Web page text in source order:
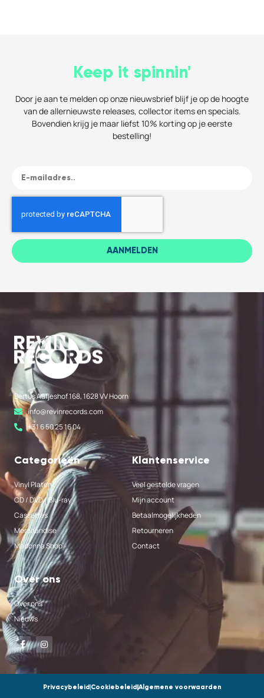
Keep it spinnin'
Door je aan te melden op onze nieuwsbrief blijf je op de hoogte
van de allernieuwste releases, collector items en specials.
Bovendien krijg je maar liefst 10% korting op je eerste
bestelling!
AANMELDEN
Bertus Aafjeshof 168, 1628 VV Hoorn
info@revinrecords.com
+31 6 50 25 16 04
Categorieën
Vinyl Platen
CD / DVD / Blu-ray
Cassettes
Merchandise
Madonna Shop
Klantenservice
Veel gestelde vragen
Mijn account
Betaalmogelijkheden
Retourneren
Contact
Over ons
Over ons
Nieuws
Privacybeleid CookiebeleidAlgemene voorwaarden